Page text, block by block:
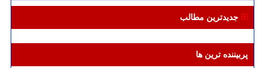
جدیدترین مطالب
پربیننده ترین ها